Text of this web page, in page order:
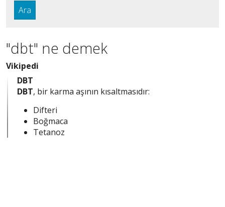
Ara
"dbt" ne demek
Vikipedi
DBT
DBT, bir karma aşının kısaltmasıdır:
Difteri
Boğmaca
Tetanoz